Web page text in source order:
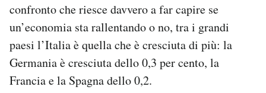
confronto che riesce davvero a far capire se
un’economia sta rallentando o no, tra i grandi
paesi l’Italia è quella che è cresciuta di più: la
Germania è cresciuta dello 0,3 per cento, la
Francia e la Spagna dello 0,2.